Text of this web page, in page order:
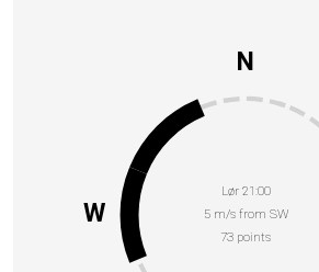
Lør 21:00
5 m/s from SW
73 points
N
W